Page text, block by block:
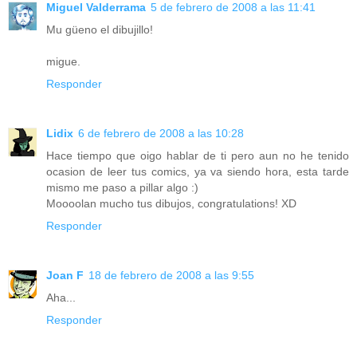
Miguel Valderrama 5 de febrero de 2008 a las 11:41
Mu güeno el dibujillo!
migue.
Responder
Lidix 6 de febrero de 2008 a las 10:28
Hace tiempo que oigo hablar de ti pero aun no he tenido
ocasion de leer tus comics, ya va siendo hora, esta tarde
mismo me paso a pillar algo :)
Moooolan mucho tus dibujos, congratulations! XD
Responder
Joan F 18 de febrero de 2008 a las 9:55
Aha...
Responder